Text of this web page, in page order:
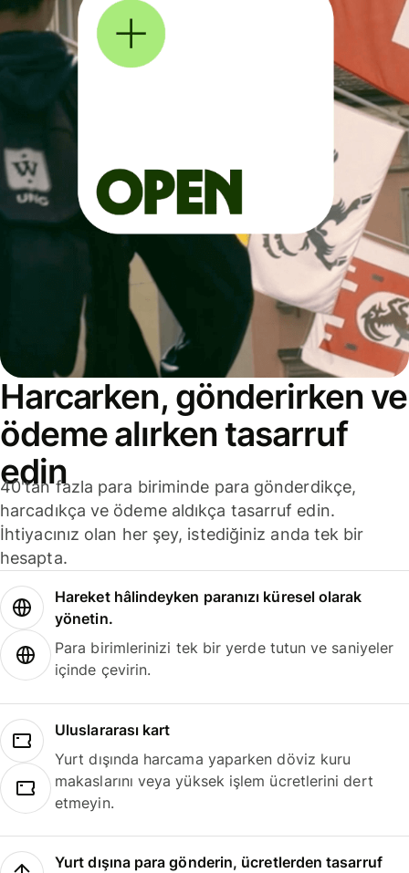
Harcarken, gönderirken ve
ödeme alırken tasarruf
edin
40'tan fazla para biriminde para gönderdikçe,
harcadıkça ve ödeme aldıkça tasarruf edin.
İhtiyacınız olan her şey, istediğiniz anda tek bir
hesapta.
Hareket hâlindeyken paranızı küresel olarak
yönetin.
Para birimlerinizi tek bir yerde tutun ve saniyeler
içinde çevirin.
Uluslararası kart
Yurt dışında harcama yaparken döviz kuru
makaslarını veya yüksek işlem ücretlerini dert
etmeyin.
Yurt dışına para gönderin, ücretlerden tasarruf